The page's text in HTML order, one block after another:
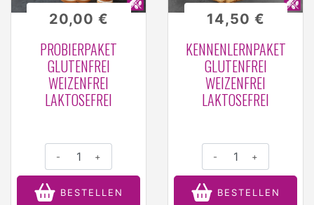
PROBIERPAKET
GLUTENFREI
WEIZENFREI
LAKTOSEFREI
20,00 €
- +
BESTELLEN
KENNENLERNPAKET
GLUTENFREI
WEIZENFREI
LAKTOSEFREI
14,50 €
- +
BESTELLEN